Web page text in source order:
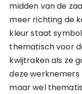
midden van de
meer richting de
kleur staat
thematisch voor
kwijtraken als ze
deze
maar wel